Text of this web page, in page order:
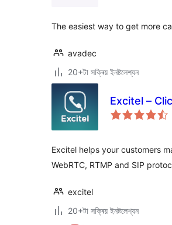
The easiest way to get more
avadec
20+টা সক্ৰিয় ইনষ্টলেশ্যন
Excitel –
Excitel helps your customers
WebRTC, RTMP and SIP
excitel
20+টা সক্ৰিয় ইনষ্টলেশ্যন